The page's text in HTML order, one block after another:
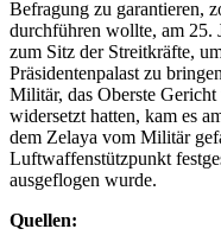
Befragung zu garantieren,
durchführen wollte, am 25.
zum Sitz der Streitkräfte,
Präsidentenpalast zu
Militär, das Oberste
widersetzt hatten, kam es
dem Zelaya vom Militär
Luftwaffenstützpunkt
ausgeflogen wurde.
Quellen: